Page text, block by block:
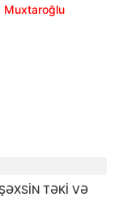
Muxtaroğlu
TƏKİ VƏ